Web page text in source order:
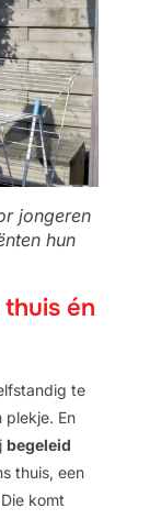
jongeren
hun
én
te
plekje. En
begeleid
thuis, een
komt